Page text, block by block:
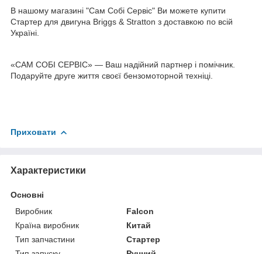
В нашому магазині "Сам Собі Сервіс" Ви можете купити
Стартер для двигуна Briggs & Stratton з доставкою по всій
Україні.
«САМ СОБІ СЕРВІС» — Ваш надійний партнер і помічник.
Подаруйте друге життя своєї бензомоторной техніці.
Приховати
Характеристики
Основні
Виробник
Falcon
Країна виробник
Китай
Тип запчастини
Стартер